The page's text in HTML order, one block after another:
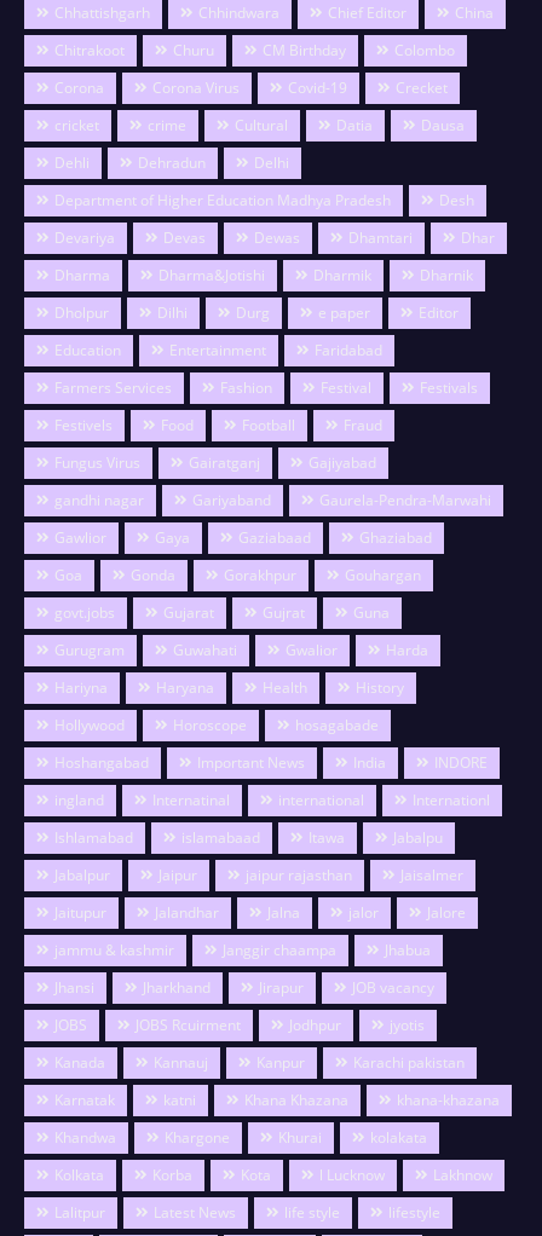
Chhattishgarh
Chhindwara Chief Editor
China
Chitrakoot
Churu CM Birthday
Colombo
Corona
Corona Virus Covid-19
Crecket
cricket
crime Cultural Datia
Dausa
Dehli
Dehradun
Delhi
Department of Higher Education Madhya Pradesh
Desh
Devariya
Devas Dewas Dhamtari
Dhar
Dharma
Dharma&Jotishi Dharmik
Dharnik
Dholpur
Dilhi Durg e paper
Editor
Education
Entertainment
Faridabad
Farmers Services
Fashion Festival
Festivals
Festivels
Food Football
Fraud
Fungus Virus
Gairatganj
Gajiyabad
gandhi nagar
Gariyaband
Gaurela-Pendra-Marwahi
Gawlior
Gaya Gaziabaad
Ghaziabad
Goa
Gonda Gorakhpur
Gouhargan
govt.jobs
Gujarat Gujrat
Guna
Gurugram
Guwahati Gwalior
Harda
Hariyna
Haryana Health
History
Hollywood
Horoscope
hosagabade
Hoshangabad
Important News India
INDORE
ingland
Internatinal international
Internationl
Ishlamabad
islamabaad Itawa
Jabalpu
Jabalpur
Jaipur jaipur rajasthan
Jaisalmer
Jaitupur
Jalandhar Jalna jalor
Jalore
jammu & kashmir
Janggir chaampa
Jhabua
Jhansi
Jharkhand Jirapur
JOB vacancy
JOBS
JOBS Rcuirment Jodhpur
jyotis
Kanada
Kannauj Kanpur
Karachi pakistan
Karnatak
katni Khana Khazana
khana-khazana
Khandwa
Khargone Khurai
kolakata
Kolkata
Korba Kota l Lucknow
Lakhnow
Lalitpur
Latest News life style
lifestyle